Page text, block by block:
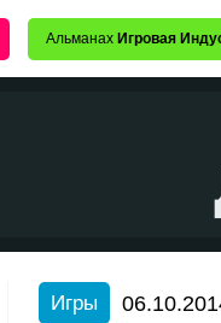
Альманах Игровая
Игры